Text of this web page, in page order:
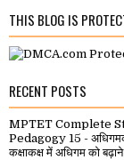
THIS BLOG IS
RECENT POSTS
MPTET Complete
Pedagogy 15 -
कक्षाकक्ष में अधिगम को